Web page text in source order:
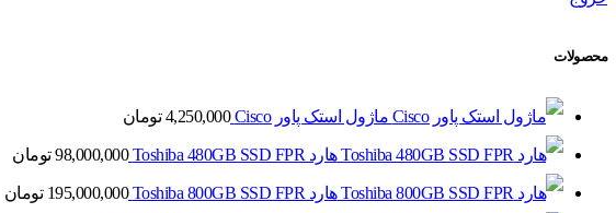
محصولات
ماژول استک پاور Cisco 4,250,000 تومان
هارد Toshiba 480GB SSD FPR 98,000,000 تومان
هارد Toshiba 800GB SSD FPR 195,000,000 تومان